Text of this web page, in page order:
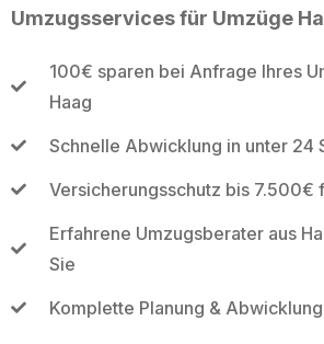
Umzugsservices für Umzüge
100€ sparen bei Anfrage Ihres
Haag
Schnelle Abwicklung in unter 24
Versicherungsschutz bis 7.500€
Erfahrene Umzugsberater aus
Sie
Komplette Planung &